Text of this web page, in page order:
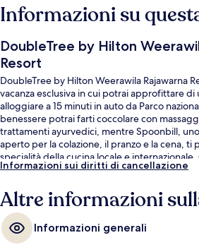
Informazioni su
DoubleTree by Hilton
Resort
DoubleTree by Hilton Weerawila Rajawarna
vacanza esclusiva in cui potrai approfittare di
alloggiare a 15 minuti in auto da Parco
benessere potrai farti coccolare con
trattamenti ayurvedici, mentre Spoonbill,
aperto per la colazione, il pranzo e la cena, ti
specialità della cucina locale e
questo resort di lusso sono 2 bar/lounge, una
della struttura.
Informazioni sui diritti di cancellazione
Altre informazioni
Informazioni generali